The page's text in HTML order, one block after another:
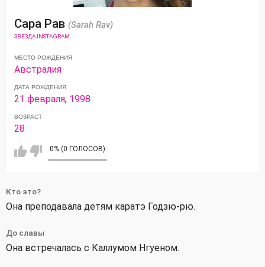
Сара Рав (Sarah Rav)
ЗВЕЗДА INSTAGRAM
МЕСТО РОЖДЕНИЯ
Австралия
ДАТА РОЖДЕНИЯ
21 февраля, 1998
ВОЗРАСТ
28
0% (0 ГОЛОСОВ)
Кто это?
Она преподавала детям каратэ Годзю-рю.
До славы
Она встречалась с Каллумом Нгуеном.